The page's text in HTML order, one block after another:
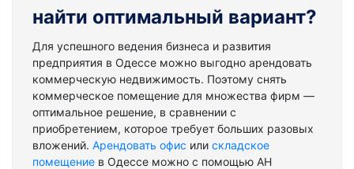
найти оптимальный вариант?
Для успешного ведения бизнеса и развития
предприятия в Одессе можно выгодно арендовать
коммерческую недвижимость. Поэтому снять
коммерческое помещение для множества фирм —
оптимальное решение, в сравнении с
приобретением, которое требует больших разовых
вложений. Арендовать офис или складское
помещение в Одессе можно с помощью АН